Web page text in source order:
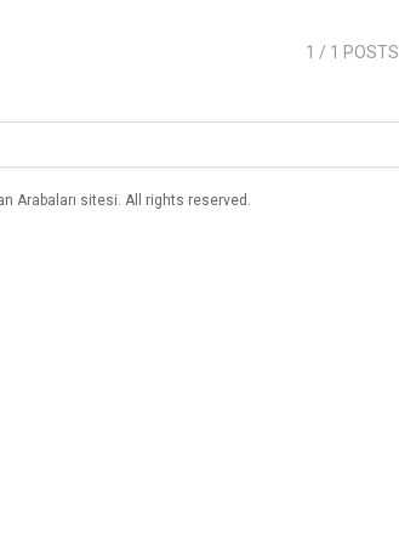
1 / 1 POSTS
Arabaları sitesi. All rights reserved.